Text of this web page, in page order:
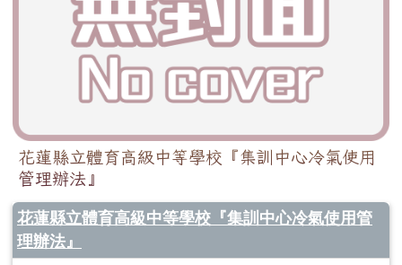
花蓮縣立體育高級中等學校『集訓中心冷氣使用
管理辦法』
花蓮縣立體育高級中等學校『集訓中心冷氣使用管
理辦法』